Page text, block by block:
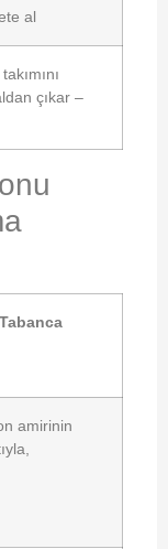
al
çıkar –
Tabanca
amirinin